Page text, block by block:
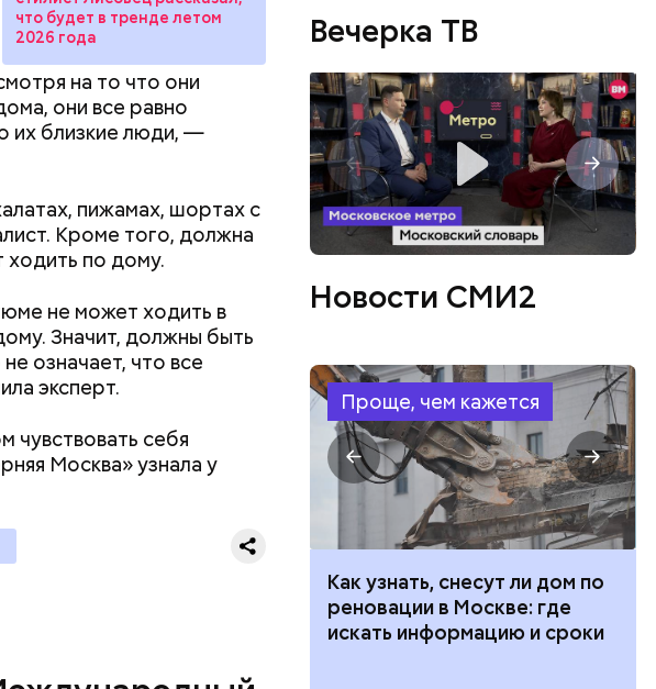
что будет в тренде летом
2026 года
на то что они
они все равно
их близкие люди, —
пижамах, шортах с
Кроме того, должна
ходить по дому.
не может ходить в
Значит, должны быть
означает, что все
эксперт.
чувствовать себя
Москва» узнала у
без пары видятся со
в видеоигры и
пока это
Вечерка ТВ
Новости СМИ2
Проще, чем кажется
документы
Как узнать, снесут ли дом по
реновации в Москве: где
искать информацию и сроки